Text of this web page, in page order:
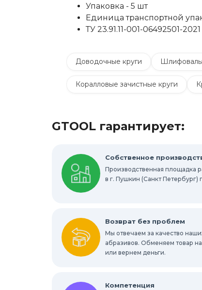
Упаковка - 5 шт
Единица транспортной
ТУ 23.91.11-001-06492501-2021
Доводочные круги
Коралловые зачистные круги
Шлифовальные валики
Абразивные шлифовальные головки
Круги с креплением Roloc™
Шлифовальные абразивные губки,
Шлифовальные звезды
GTOOL гарантирует:
Собственное
Производственная площадка
в г. Пушкин (Санкт Петербург)
Возврат без проблем
Мы отвечаем за качество
абразивов. Обменяем товар
или вернем деньги.
Компетенция